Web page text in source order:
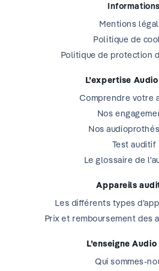
Informations
Mentions
Politique de
Politique de protection
L’expertise
Comprendre votre
Nos
Nos
Test auditif
Le glossaire de
Appareils
Les différents types
Prix et remboursement des
L’enseigne
Qui sommes-